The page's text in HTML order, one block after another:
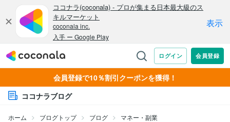
会員登録で10％割引クーポンを獲得！
ココナラブログ
ホーム ブログトップ ブログ マネー・副業